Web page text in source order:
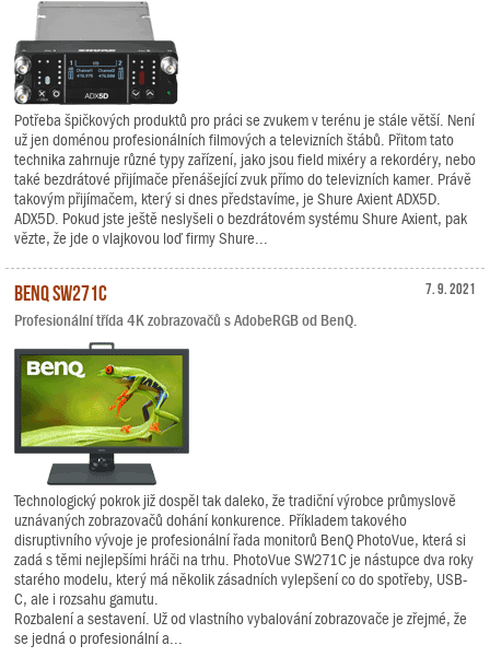
Potřeba špičkových produktů pro práci se zvukem v terénu je stále větší. Není
už jen doménou profesionálních filmových a televizních štábů. Přitom tato
technika zahrnuje různé typy zařízení, jako jsou field mixéry a rekordéry, nebo
také bezdrátové přijímače přenášející zvuk přímo do televizních kamer. Právě
takovým přijímačem, který si dnes představíme, je Shure Axient ADX5D.
ADX5D. Pokud jste ještě neslyšeli o bezdrátovém systému Shure Axient, pak
vězte, že jde o vlajkovou loď firmy Shure...
7. 9. 2021
BenQ SW271C
Profesionální třída 4K zobrazovačů s AdobeRGB od BenQ.
Technologický pokrok již dospěl tak daleko, že tradiční výrobce průmyslově
uznávaných zobrazovačů dohání konkurence. Příkladem takového
disruptivního vývoje je profesionální řada monitorů BenQ PhotoVue, která si
zadá s těmi nejlepšími hráči na trhu. PhotoVue SW271C je nástupce dva roky
starého modelu, který má několik zásadních vylepšení co do spotřeby, USB-
C, ale i rozsahu gamutu.
Rozbalení a sestavení. Už od vlastního vybalování zobrazovače je zřejmé, že
se jedná o profesionální a...